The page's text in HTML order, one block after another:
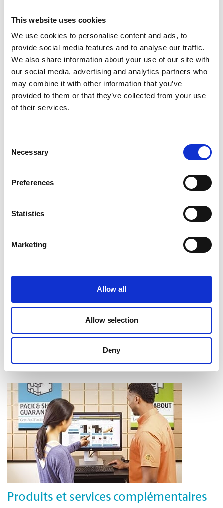
This website uses cookies
We use cookies to personalise content and ads, to
provide social media features and to analyse our traffic.
We also share information about your use of our site with
our social media, advertising and analytics partners who
may combine it with other information that you’ve
provided to them or that they’ve collected from your use
of their services.
Selection
Necessary
Preferences
Statistics
Marketing
Allow all
Allow selection
Deny
Apprendre davantage
Donnez fière allure à vos documents grâce à nos services de
Intercalaires à onglet
Reliure
Coupe et perforage
Apprendre davantage
Produits et services complémentaires